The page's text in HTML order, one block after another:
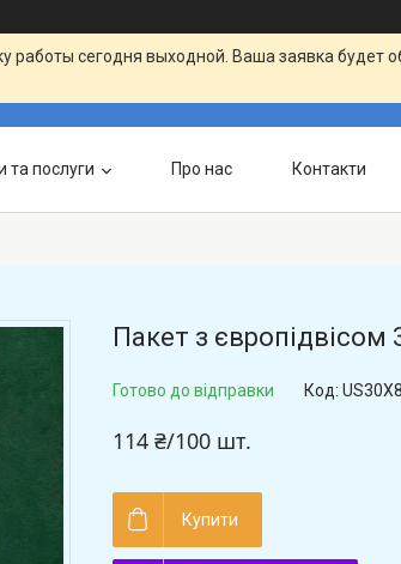
работы сегодня выходной. Ваша заявка будет
та послуги Про нас Контакти
Пакет з європідвісом
Готово до відправки Код: US30X8
114 ₴/100 шт.
Купити